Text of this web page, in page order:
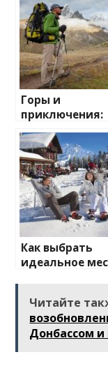
Горы и
приключения:
лучшие
направления
активного
отдыха
Как выбрать
идеальное
Читайте
Донбассом и